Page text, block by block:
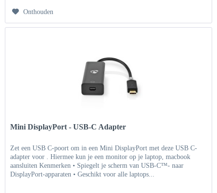
Onthouden
Mini DisplayPort - USB-C Adapter
Zet een USB C-poort om in een Mini DisplayPort met deze USB C-
adapter voor . Hiermee kun je een monitor op je laptop, macbook
aansluiten Kenmerken • Spiegelt je scherm van USB-C™- naar
DisplayPort-apparaten • Geschikt voor alle laptops...